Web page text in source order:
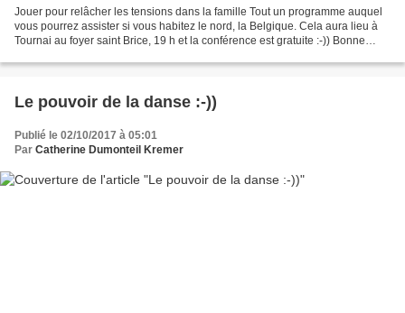
Jouer pour relâcher les tensions dans la famille Tout un programme auquel
vous pourrez assister si vous habitez le nord, la Belgique. Cela aura lieu à
Tournai au foyer saint Brice, 19 h et la conférence est gratuite :-)) Bonne
Le pouvoir de la danse :-))
Publié le 02/10/2017 à 05:01
Par Catherine Dumonteil Kremer